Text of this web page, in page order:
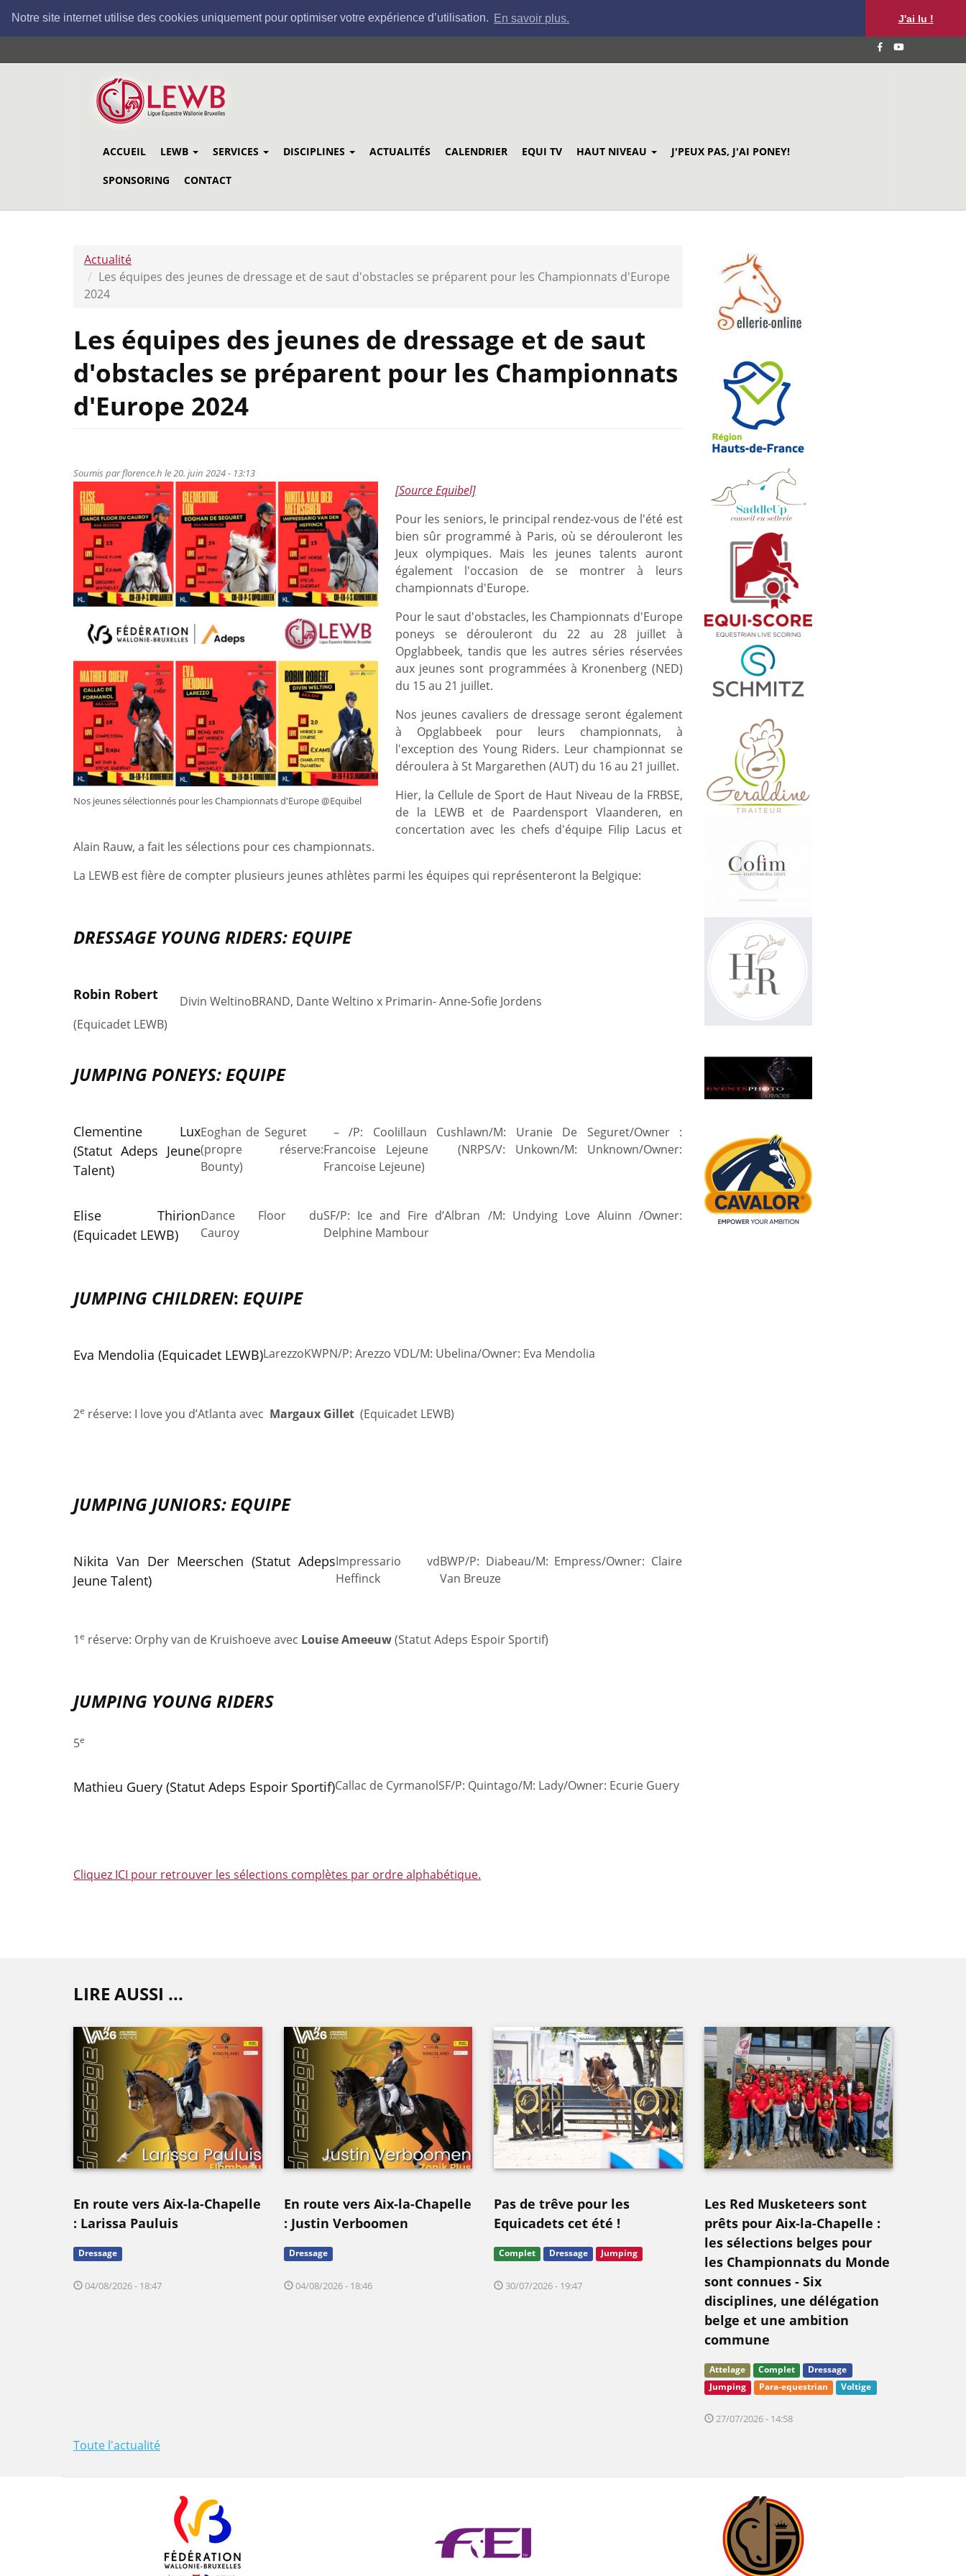
Notre site internet utilise des cookies uniquement pour optimiser votre expérience d’utilisation. En savoir plus. J'ai lu !
au
ACCUEIL LEWB SERVICES DISCIPLINES ACTUALITÉS CALENDRIER EQUI TV HAUT NIVEAU J'PEUX PAS, J'AI PONEY!
SPONSORING CONTACT
Actualité
Les équipes des jeunes de dressage et de saut d'obstacles se préparent pour les Championnats d'Europe
2024
Les équipes des jeunes de dressage et de saut
d'obstacles se préparent pour les Championnats
d'Europe 2024
Soumis parflorence.h le 20. juin 2024 - 13:13
Nos jeunes sélectionnés pour les Championnats d'Europe @Equibel
[Source Equibel]
Pour les seniors, le principal rendez-vous de l'été est
bien sûr programmé à Paris, où se dérouleront les
Jeux olympiques. Mais les jeunes talents auront
également l'occasion de se montrer à leurs
championnats d'Europe.
Pour le saut d'obstacles, les Championnats d'Europe
poneys se dérouleront du 22 au 28 juillet à
Opglabbeek, tandis que les autres séries réservées
aux jeunes sont programmées à Kronenberg (NED)
du 15 au 21 juillet.
Nos jeunes cavaliers de dressage seront également
à Opglabbeek pour leurs championnats, à
l'exception des Young Riders. Leur championnat se
déroulera à St Margarethen (AUT) du 16 au 21 juillet.
Hier, la Cellule de Sport de Haut Niveau de la FRBSE,
de la LEWB et de Paardensport Vlaanderen, en
concertation avec les chefs d'équipe Filip Lacus et
Alain Rauw, a fait les sélections pour ces championnats.
La LEWB est fière de compter plusieurs jeunes athlètes parmi les équipes qui représenteront la Belgique:
DRESSAGE YOUNG RIDERS: EQUIPE
Robin Robert
(Equicadet LEWB)
Divin WeltinoBRAND, Dante Weltino x Primarin- Anne-Sofie Jordens
JUMPING PONEYS: EQUIPE
Clementine Lux
(Statut Adeps Jeune
Talent)
Eoghan de Seguret
(propre réserve:
Bounty)
– /P: Coolillaun Cushlawn/M: Uranie De Seguret/Owner :
Francoise Lejeune (NRPS/V: Unkown/M: Unknown/Owner:
Francoise Lejeune)
Elise Thirion
(Equicadet LEWB)
Dance Floor du
Cauroy
SF/P: Ice and Fire d’Albran /M: Undying Love Aluinn /Owner:
Delphine Mambour
JUMPING CHILDREN: EQUIPE
Eva Mendolia (Equicadet LEWB)LarezzoKWPN/P: Arezzo VDL/M: Ubelina/Owner: Eva Mendolia
2e réserve: I love you d’Atlanta avec Margaux Gillet (Equicadet LEWB)
JUMPING JUNIORS: EQUIPE
Nikita Van Der Meerschen (Statut Adeps
Jeune Talent)
Impressario vd
Heffinck
BWP/P: Diabeau/M: Empress/Owner: Claire
Van Breuze
1e réserve: Orphy van de Kruishoeve avec Louise Ameeuw(Statut Adeps Espoir Sportif)
JUMPING YOUNG RIDERS
5e
Mathieu Guery (Statut Adeps Espoir Sportif)Callac de CyrmanolSF/P: Quintago/M: Lady/Owner: Ecurie Guery
Cliquez ICI pour retrouver les sélections complètes par ordre alphabétique.
LIRE AUSSI ...
En route vers Aix-la-Chapelle
: Larissa Pauluis
Dressage
04/08/2026 - 18:47
En route vers Aix-la-Chapelle
: Justin Verboomen
Dressage
04/08/2026 - 18:46
Pas de trêve pour les
Equicadets cet été !
Complet Dressage Jumping
30/07/2026 - 19:47
Les Red Musketeers sont
prêts pour Aix-la-Chapelle :
les sélections belges pour
les Championnats du Monde
sont connues - Six
disciplines, une délégation
belge et une ambition
commune
Attelage Complet
Dressage
Jumping
Para-equestrian Voltige
27/07/2026 - 14:58
Toute l'actualité